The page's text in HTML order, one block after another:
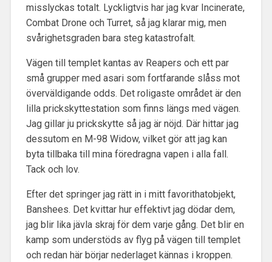
misslyckas totalt. Lyckligtvis har jag kvar Incinerate,
Combat Drone och Turret, så jag klarar mig, men
svårighetsgraden bara steg katastrofalt.
Vägen till templet kantas av Reapers och ett par
små grupper med asari som fortfarande slåss mot
överväldigande odds. Det roligaste området är den
lilla prickskyttestation som finns längs med vägen.
Jag gillar ju prickskytte så jag är nöjd. Där hittar jag
dessutom en M-98 Widow, vilket gör att jag kan
byta tillbaka till mina föredragna vapen i alla fall.
Tack och lov.
Efter det springer jag rätt in i mitt favorithatobjekt,
Banshees. Det kvittar hur effektivt jag dödar dem,
jag blir lika jävla skraj för dem varje gång. Det blir en
kamp som understöds av flyg på vägen till templet
och redan här börjar nederlaget kännas i kroppen.